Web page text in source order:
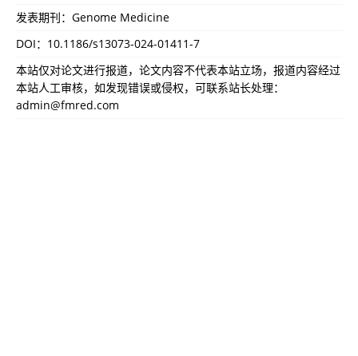
发表期刊：Genome Medicine
DOI： 10.1186/s13073-024-01411-7
本站仅对论文进行报道，论文内容不代表本站立场，报道内容经过
本站人工审核，如发现错误或侵权，可联系站长处理：
admin@fmred.com